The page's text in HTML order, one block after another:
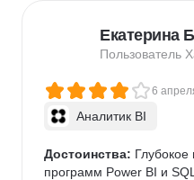
Екатерина
Пользователь
6
Аналитик BI
Достоинства: Глубокое
программ Power BI и